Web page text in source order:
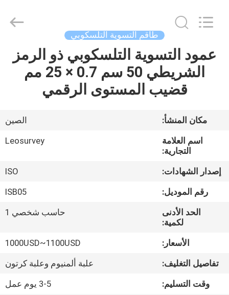
منزل،
معلومات
جولة
مراقبة
الجودة
Instrument
Co.,Ltd.
طاقم التسوية التلسكوبي
عمود التسوية التلسكوبي ذو الرمز
الشريطي 50 سم 0.7 × 25 مم
قضيب المستوى الرقمي
مكان المنشأ:
الصين
اسم العلامة
التجارية:
Leosurvey
إصدار الشهادات:
ISO
رقم الموديل:
ISB05
الحد الأدنى
لكمية:
حاسب شخصي 1
الأسعار:
1000USD~1100USD
تفاصيل التغليف:
علبة ألمنيوم وعلبة كرتون
وقت التسليم:
3-5 يوم عمل